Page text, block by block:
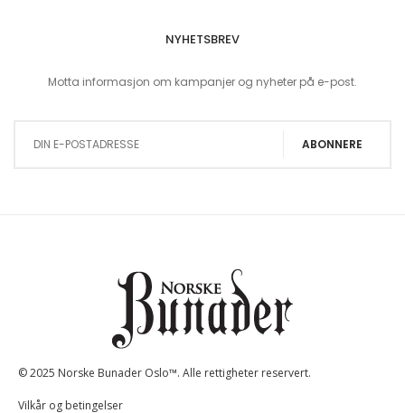
NYHETSBREV
Motta informasjon om kampanjer og nyheter på e-post.
ABONNERE
© 2025 Norske Bunader Oslo™. Alle rettigheter reservert.
Vilkår og betingelser